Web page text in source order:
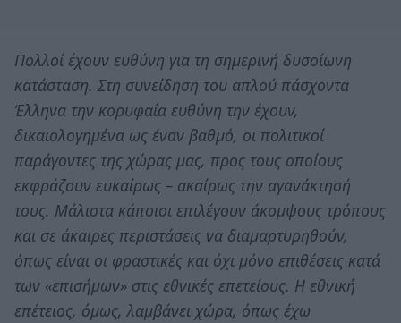
Πολλοί έχουν ευθύνη για τη σημερινή δυσοίωνη
κατάσταση. Στη συνείδηση του απλού πάσχοντα
Έλληνα την κορυφαία ευθύνη την έχουν,
δικαιολογημένα ως έναν βαθμό, οι πολιτικοί
παράγοντες της χώρας μας, προς τους οποίους
εκφράζουν ευκαίρως – ακαίρως την αγανάκτησή
τους. Μάλιστα κάποιοι επιλέγουν άκομψους τρόπους
και σε άκαιρες περιστάσεις να διαμαρτυρηθούν,
όπως είναι οι φραστικές και όχι μόνο επιθέσεις κατά
των «επισήμων» στις εθνικές επετείους. Η εθνική
επέτειος, όμως, λαμβάνει χώρα, όπως έχω